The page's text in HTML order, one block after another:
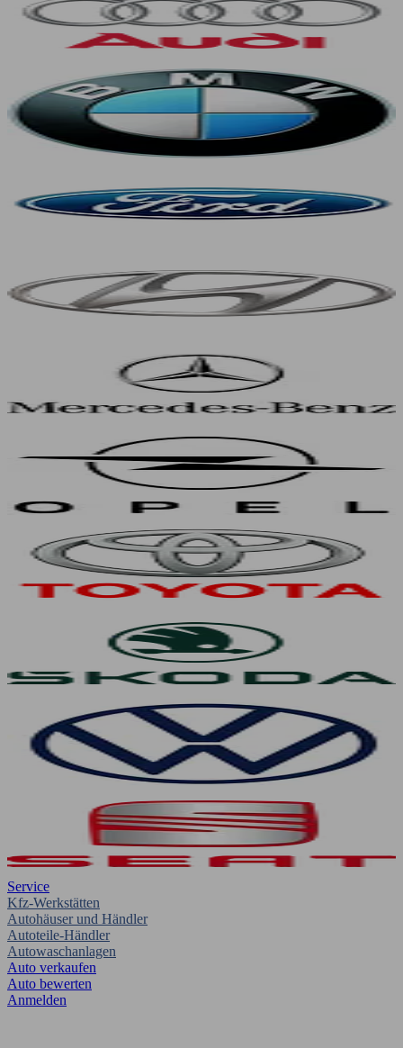
Service
Kfz-Werkstätten
Autohäuser und Händler
Autoteile-Händler
Autowaschanlagen
Auto verkaufen
Auto bewerten
Anmelden